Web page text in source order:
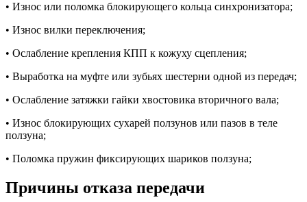
• Износ или поломка блокирующего кольца синхронизатора;
• Износ вилки переключения;
• Ослабление крепления КПП к кожуху сцепления;
• Выработка на муфте или зубьях шестерни одной из передач;
• Ослабление затяжки гайки хвостовика вторичного вала;
• Износ блокирующих сухарей ползунов или пазов в теле
ползуна;
• Поломка пружин фиксирующих шариков ползуна;
Причины отказа передачи